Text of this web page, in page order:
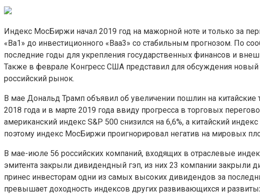
Индекс МосБиржи начал 2019 год на мажорной ноте и только за
«Ba1» до инвестиционного «Baa3» со стабильным прогнозом. По
последние годы для укрепления государственных финансов и
Также в феврале Конгресс США представил для обсуждения новый
российский рынок.
В мае Дональд Трамп объявил об увеличении пошлин на
2018 года и в марте 2019 года ввиду прогресса в торговых
американский индекс S&P 500 снизился на 6,6%, а китайский
поэтому индекс МосБиржи проигнорировал негатив на мировых
В мае-июле 56 российских компаний, входящих в отраслевые
эмитента закрыли дивидендный гэп, из них 23 компании закрыли
принес инвесторам одни из самых высоких дивидендов за
превышает доходность индексов других развивающихся и